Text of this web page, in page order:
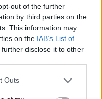
out of the further
by third parties on the
This information may
on the IAB’s List of
disclose it to other
Outs
csak a jéghegy
fejezni a
acsarkodást